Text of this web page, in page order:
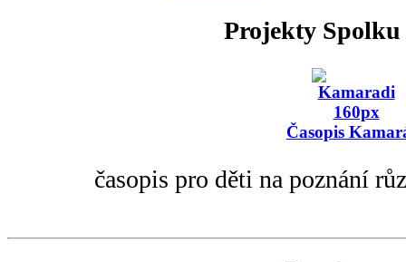
Projekty Spolku
Časopis
časopis pro děti na poznání